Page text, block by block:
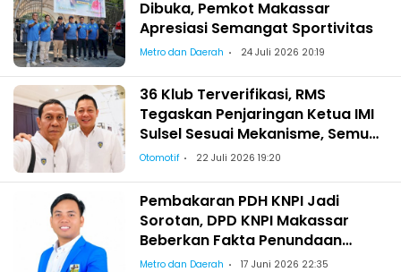
Dibuka, Pemkot Makassar
Apresiasi Semangat Sportivitas
Metro dan Daerah 24 Juli 2026 20:19
36 Klub Terverifikasi, RMS
Tegaskan Penjaringan Ketua IMI
Sulsel Sesuai Mekanisme, Semua
Berhak Maju!
Otomotif 22 Juli 2026 19:20
Pembakaran PDH KNPI Jadi
Sorotan, DPD KNPI Makassar
Beberkan Fakta Penundaan
Pelantikan Wajo
Metro dan Daerah 17 Juni 2026 22:35